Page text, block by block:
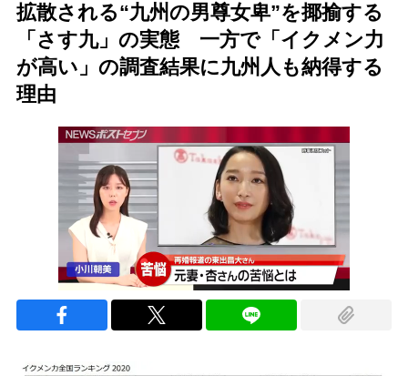
拡散される“九州の男尊女卑”を揶揄する
「さす九」の実態 一方で「イクメン力
が高い」の調査結果に九州人も納得する
理由